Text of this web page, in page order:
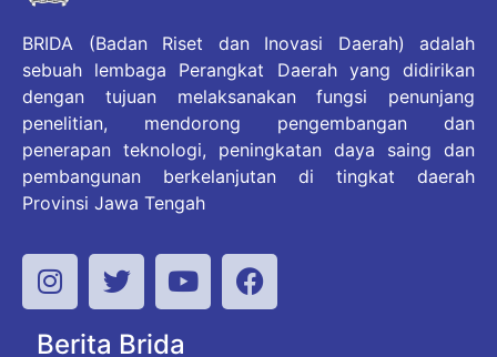
BRIDA (Badan Riset dan Inovasi Daerah) adalah
sebuah lembaga Perangkat Daerah yang didirikan
dengan tujuan melaksanakan fungsi penunjang
penelitian, mendorong pengembangan dan
penerapan teknologi, peningkatan daya saing dan
pembangunan berkelanjutan di tingkat daerah
Provinsi Jawa Tengah
Berita Brida